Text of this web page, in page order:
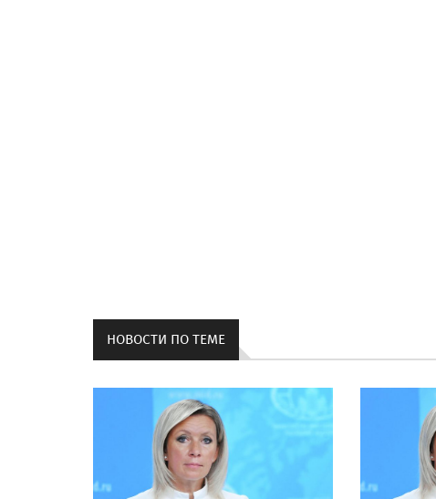
НОВОСТИ ПО ТЕМЕ